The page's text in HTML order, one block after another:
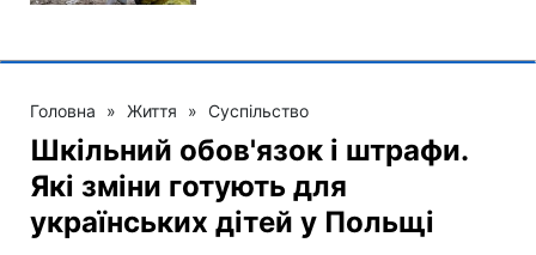
Головна » Життя » Суспільство
Шкільний обов'язок і штрафи.
Які зміни готують для
українських дітей у Польщі